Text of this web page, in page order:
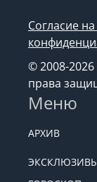
Согласие
© 2008-
права
Меню
АРХИВ